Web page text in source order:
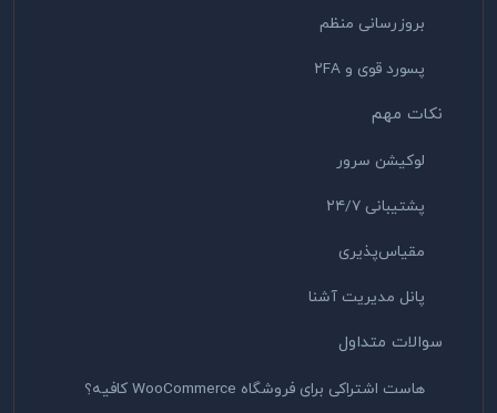
بروزرسانی منظم
پسورد قوی و ۲FA
نکات مهم
لوکیشن سرور
پشتیبانی ۲۴/۷
مقیاس‌پذیری
پانل مدیریت آشنا
سوالات متداول
هاست اشتراکی برای فروشگاه WooCommerce کافیه؟